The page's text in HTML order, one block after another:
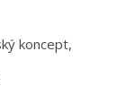
koncept,